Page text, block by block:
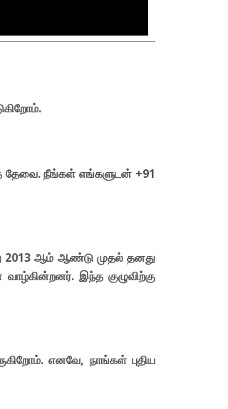
தேவை. நீங்கள் எங்களுடன் +91
2013 ஆம் ஆண்டு முதல் தனது
இந்த குழுவிற்கு
எனவே, நாங்கள் புதிய